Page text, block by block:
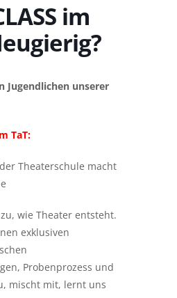
im
Jugendlichen unserer
TaT:
Theaterschule macht
wie Theater entsteht.
exklusiven
Probenprozess und
mischt mit, lernt uns